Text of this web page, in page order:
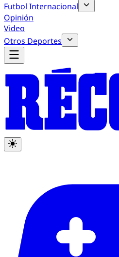
Futbol Internacional
Opinión
Video
Otros Deportes